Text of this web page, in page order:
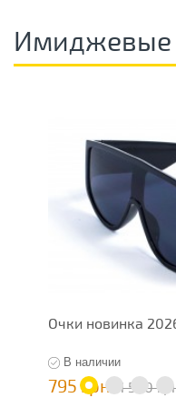
Имиджевые
Очки новинка
В наличии
795 грн 1 590